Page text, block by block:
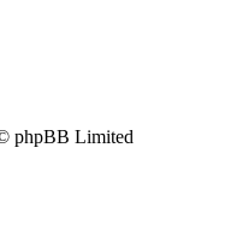
phpBB Limited